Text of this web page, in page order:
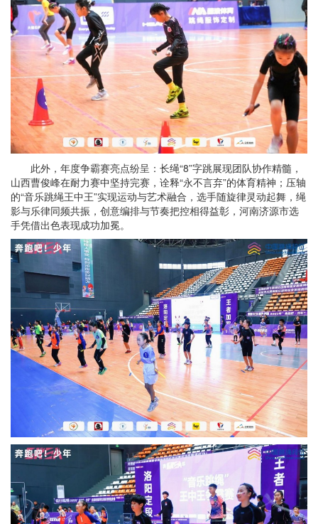
此外，年度争霸赛亮点纷呈：长绳“8”字跳展现团队协作精髓，
山西曹俊峰在耐力赛中坚持完赛，诠释“永不言弃”的体育精神；压轴
的“音乐跳绳王中王”实现运动与艺术融合，选手随旋律灵动起舞，绳
影与乐律同频共振，创意编排与节奏把控相得益彰，河南济源市选
手凭借出色表现成功加冕。